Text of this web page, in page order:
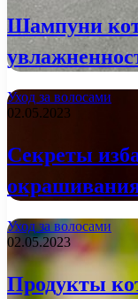
Шампуни
Уход за волосами
02.05.2023
Секреты
Уход за волосами
02.05.2023
Продукты